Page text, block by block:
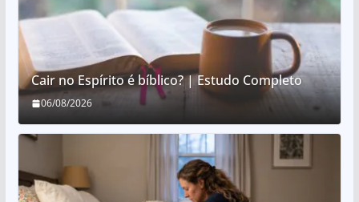
Cair no Espírito é bíblico? | Estudo Completo
06/08/2026